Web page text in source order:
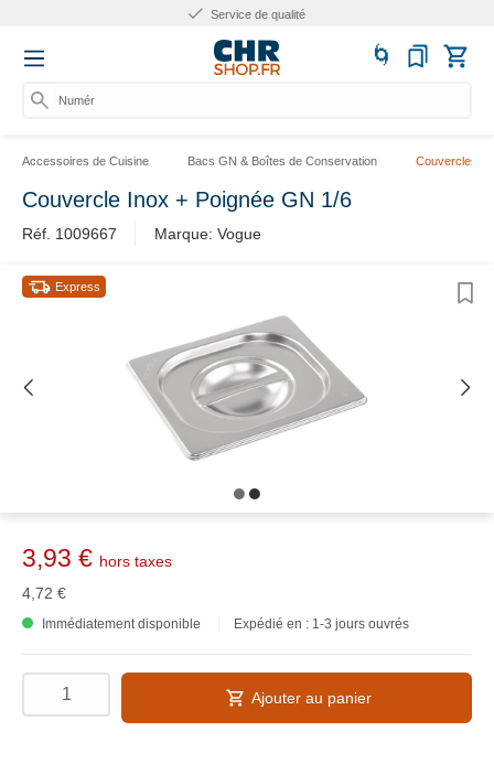
Service de qualité
Numéro
Accessoires de Cuisine Bacs GN & Boîtes de Conservation Couvercles
Couvercle Inox + Poignée GN 1/6
Réf. 1009667 Marque: Vogue
Express
3,93 € hors taxes
4,72 €
Immédiatement disponible Expédié en : 1-3 jours ouvrés
Ajouter au panier